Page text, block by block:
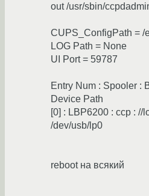
out /usr/sbin/
CUPS_ConfigPath = /
LOG Path = None
UI Port = 59787
Entry Num : Spooler :
Device Path
[0] : LBP6200 : ccp : //
/dev/usb/lp0
reboot на всякий